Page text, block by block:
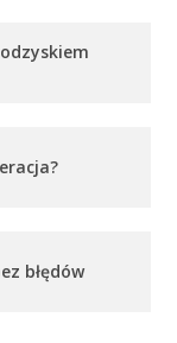
błędów